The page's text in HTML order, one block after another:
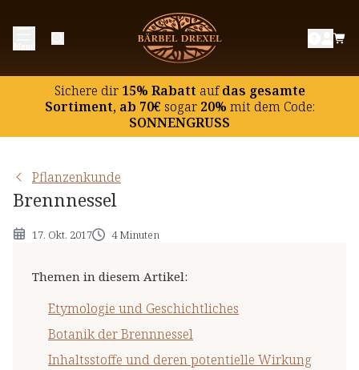
Sichere dir15% Rabatt aufdas gesamte
Sortiment, ab 70€ sogar20% mit dem Code:
SONNENGRUSS
Pflanzenkunde
Brennnessel
17. Okt. 2017 4 Minuten
Themen in diesem Artikel:
Etymologie und Geschichtliches
Botanik der Brennnessel
Inhaltsstoffe und deren potentielle Wirkung
Etymologie und Geschichtliches
Botanik der Brennnessel
Inhaltsstoffe und deren potentielle Wirkung
Hinweise